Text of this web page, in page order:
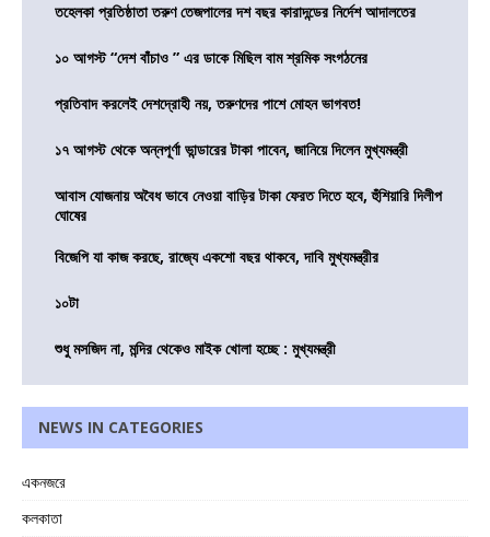
তহেলকা প্রতিষ্ঠাতা তরুণ তেজপালের দশ বছর কারাদন্ডের নির্দেশ আদালতের
১০ আগস্ট “দেশ বাঁচাও ” এর ডাকে মিছিল বাম শ্রমিক সংগঠনের
প্রতিবাদ করলেই দেশদ্রোহী নয়, তরুণদের পাশে মোহন ভাগবত!
১৭ আগস্ট থেকে অন্নপূর্ণা ভান্ডারের টাকা পাবেন, জানিয়ে দিলেন মুখ্যমন্ত্রী
আবাস যোজনায় অবৈধ ভাবে নেওয়া বাড়ির টাকা ফেরত দিতে হবে, হুঁশিয়ারি দিলীপ
ঘোষের
বিজেপি যা কাজ করছে, রাজ্যে একশো বছর থাকবে, দাবি মুখ্যমন্ত্রীর
১০টা
শুধু মসজিদ না, মন্দির থেকেও মাইক খোলা হচ্ছে : মুখ্যমন্ত্রী
NEWS IN CATEGORIES
একনজরে
কলকাতা